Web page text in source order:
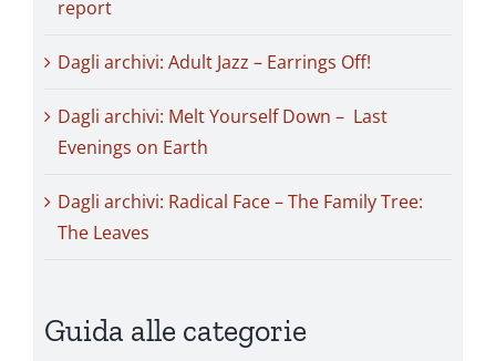
report
Dagli archivi: Adult Jazz – Earrings Off!
Dagli archivi: Melt Yourself Down – Last
Evenings on Earth
Dagli archivi: Radical Face – The Family Tree:
The Leaves
Guida alle categorie